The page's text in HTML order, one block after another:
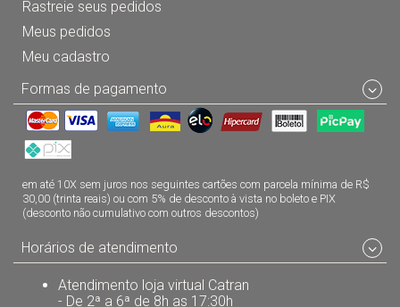
Rastreie seus pedidos
Meus pedidos
Meu cadastro
Formas de pagamento
em até 10X sem juros nos seguintes cartões com parcela mínima de R$
30,00 (trinta reais) ou com 5% de desconto à vista no boleto e PIX
(desconto não cumulativo com outros descontos)
Horários de atendimento
Atendimento loja virtual Catran
- De 2ª a 6ª de 8h as 17:30h